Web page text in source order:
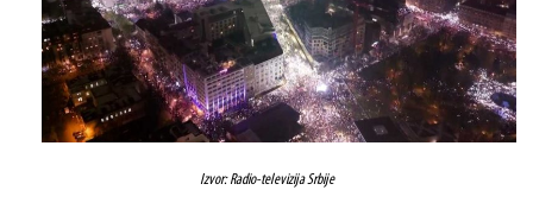
Izvor: Radio-televizija Srbije